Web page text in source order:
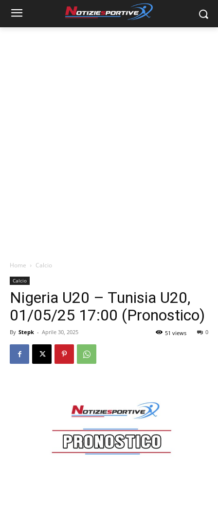
Home Calcio
Calcio
Nigeria U20 – Tunisia U20,
01/05/25 17:00 (Pronostico)
By Stepk - Aprile 30, 2025 0
51 views